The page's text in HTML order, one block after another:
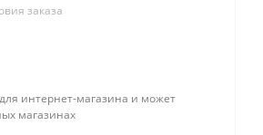
заказа
интернет-магазина и может
магазинах